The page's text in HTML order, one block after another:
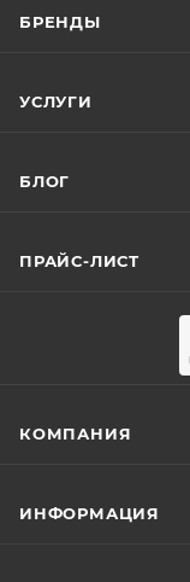
БРЕНДЫ
УСЛУГИ
БЛОГ
ПРАЙС-ЛИСТ
КОМПАНИЯ
ИНФОРМАЦИЯ